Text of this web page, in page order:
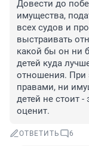
Довести до
имущества,
всех судов и
выстраивать
какой бы он ни
детей куда
отношения. При
правами, ни
детей не стоит -
оценит.
ОТВЕТИТЬ 6